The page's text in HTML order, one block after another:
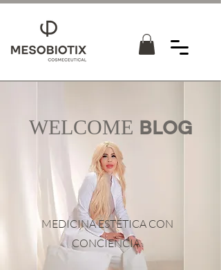
WELCOME BLOG
MEDICINA ESTÉTICA CON
CONCIENCIA